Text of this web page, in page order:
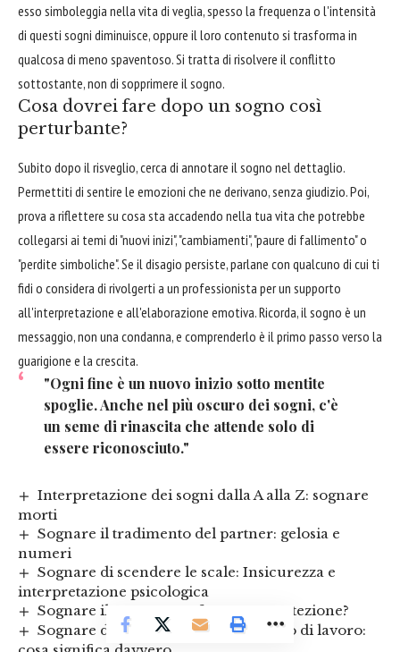
esso simboleggia nella vita di veglia, spesso la frequenza o l'intensità
di questi sogni diminuisce, oppure il loro contenuto si trasforma in
qualcosa di meno spaventoso. Si tratta di risolvere il conflitto
sottostante, non di sopprimere il sogno.
Cosa dovrei fare dopo un sogno così
perturbante?
Subito dopo il risveglio, cerca di annotare il sogno nel dettaglio.
Permettiti di sentire le emozioni che ne derivano, senza giudizio. Poi,
prova a riflettere su cosa sta accadendo nella tua vita che potrebbe
collegarsi ai temi di "nuovi inizi", "cambiamenti", "paure di fallimento" o
"perdite simboliche". Se il disagio persiste, parlane con qualcuno di cui ti
fidi o considera di rivolgerti a un professionista per un supporto
all'interpretazione e all'elaborazione emotiva. Ricorda, il sogno è un
messaggio, non una condanna, e comprenderlo è il primo passo verso la
guarigione e la crescita.
"Ogni fine è un nuovo inizio sotto mentite
spoglie. Anche nel più oscuro dei sogni, c'è
un seme di rinascita che attende solo di
essere riconosciuto."
Interpretazione dei sogni dalla A alla Z: sognare
morti
Sognare il tradimento del partner: gelosia e
numeri
Sognare di scendere le scale: Insicurezza e
interpretazione psicologica
Sognare il gatto nero: sfortuna o protezione?
Sognare di tornare nel vecchio posto di lavoro: